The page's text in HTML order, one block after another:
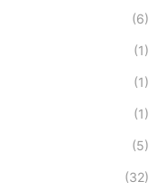
(6)
(1)
(1)
(1)
(5)
(32)